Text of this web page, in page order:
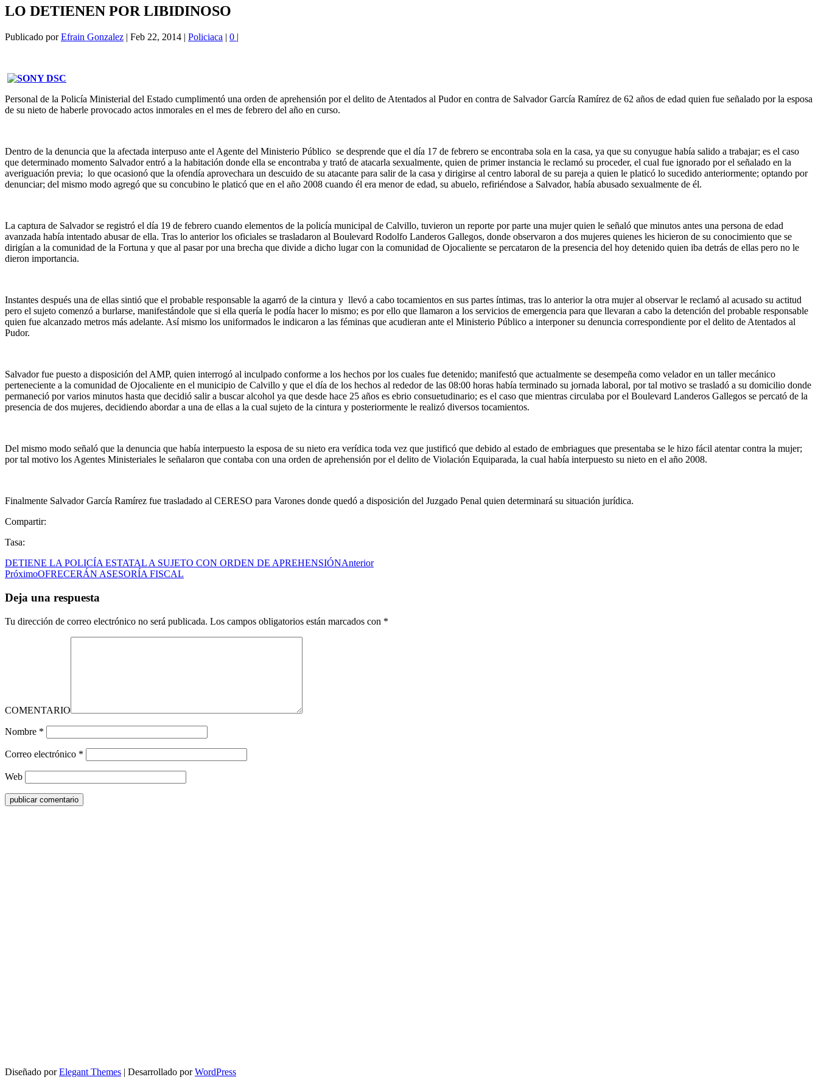
LO DETIENEN POR LIBIDINOSO
Publicado porEfrain Gonzalez | Feb 22, 2014 | Policiaca | 0 |
Personal de la Policía Ministerial del Estado cumplimentó una orden de aprehensión por el delito de Atentados al Pudor en contra de Salvador García Ramírez de 62 años de edad quien fue señalado por la esposa
de su nieto de haberle provocado actos inmorales en el mes de febrero del año en curso.
Dentro de la denuncia que la afectada interpuso ante el Agente del Ministerio Público se desprende que el día 17 de febrero se encontraba sola en la casa, ya que su conyugue había salido a trabajar; es el caso
que determinado momento Salvador entró a la habitación donde ella se encontraba y trató de atacarla sexualmente, quien de primer instancia le reclamó su proceder, el cual fue ignorado por el señalado en la
averiguación previa; lo que ocasionó que la ofendía aprovechara un descuido de su atacante para salir de la casa y dirigirse al centro laboral de su pareja a quien le platicó lo sucedido anteriormente; optando por
denunciar; del mismo modo agregó que su concubino le platicó que en el año 2008 cuando él era menor de edad, su abuelo, refiriéndose a Salvador, había abusado sexualmente de él.
La captura de Salvador se registró el día 19 de febrero cuando elementos de la policía municipal de Calvillo, tuvieron un reporte por parte una mujer quien le señaló que minutos antes una persona de edad
avanzada había intentado abusar de ella. Tras lo anterior los oficiales se trasladaron al Boulevard Rodolfo Landeros Gallegos, donde observaron a dos mujeres quienes les hicieron de su conocimiento que se
dirigían a la comunidad de la Fortuna y que al pasar por una brecha que divide a dicho lugar con la comunidad de Ojocaliente se percataron de la presencia del hoy detenido quien iba detrás de ellas pero no le
dieron importancia.
Instantes después una de ellas sintió que el probable responsable la agarró de la cintura y llevó a cabo tocamientos en sus partes íntimas, tras lo anterior la otra mujer al observar le reclamó al acusado su actitud
pero el sujeto comenzó a burlarse, manifestándole que si ella quería le podía hacer lo mismo; es por ello que llamaron a los servicios de emergencia para que llevaran a cabo la detención del probable responsable
quien fue alcanzado metros más adelante. Así mismo los uniformados le indicaron a las féminas que acudieran ante el Ministerio Público a interponer su denuncia correspondiente por el delito de Atentados al
Pudor.
Salvador fue puesto a disposición del AMP, quien interrogó al inculpado conforme a los hechos por los cuales fue detenido; manifestó que actualmente se desempeña como velador en un taller mecánico
perteneciente a la comunidad de Ojocaliente en el municipio de Calvillo y que el día de los hechos al rededor de las 08:00 horas había terminado su jornada laboral, por tal motivo se trasladó a su domicilio donde
permaneció por varios minutos hasta que decidió salir a buscar alcohol ya que desde hace 25 años es ebrio consuetudinario; es el caso que mientras circulaba por el Boulevard Landeros Gallegos se percató de la
presencia de dos mujeres, decidiendo abordar a una de ellas a la cual sujeto de la cintura y posteriormente le realizó diversos tocamientos.
Del mismo modo señaló que la denuncia que había interpuesto la esposa de su nieto era verídica toda vez que justificó que debido al estado de embriagues que presentaba se le hizo fácil atentar contra la mujer;
por tal motivo los Agentes Ministeriales le señalaron que contaba con una orden de aprehensión por el delito de Violación Equiparada, la cual había interpuesto su nieto en el año 2008.
Finalmente Salvador García Ramírez fue trasladado al CERESO para Varones donde quedó a disposición del Juzgado Penal quien determinará su situación jurídica.
Compartir:
Tasa:
DETIENE LA POLICÍA ESTATAL A SUJETO CON ORDEN DE APREHENSIÓNAnterior
PróximoOFRECERÁN ASESORÍA FISCAL
Deja una respuesta
Tu dirección de correo electrónico no será publicada. Los campos obligatorios están marcados con *
COMENTARIO
Nombre *
Correo electrónico *
Web
Diseñado porElegant Themes | Desarrollado porWordPress